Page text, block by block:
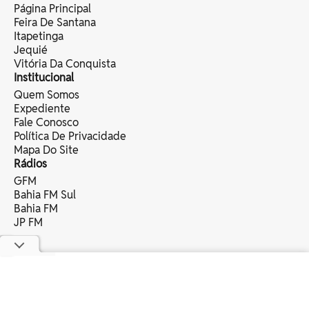
Página Principal
Feira De Santana
Itapetinga
Jequié
Vitória Da Conquista
Institucional
Quem Somos
Expediente
Fale Conosco
Política De Privacidade
Mapa Do Site
Rádios
GFM
Bahia FM Sul
Bahia FM
JP FM